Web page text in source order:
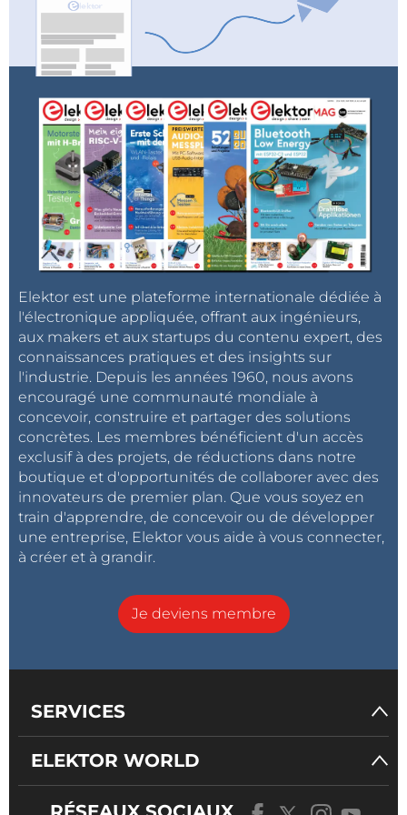
Elektor est une plateforme internationale dédiée à
l'électronique appliquée, offrant aux ingénieurs,
aux makers et aux startups du contenu expert, des
connaissances pratiques et des insights sur
l'industrie. Depuis les années 1960, nous avons
encouragé une communauté mondiale à
concevoir, construire et partager des solutions
concrètes. Les membres bénéficient d'un accès
exclusif à des projets, de réductions dans notre
boutique et d'opportunités de collaborer avec des
innovateurs de premier plan. Que vous soyez en
train d'apprendre, de concevoir ou de développer
une entreprise, Elektor vous aide à vous connecter,
à créer et à grandir.
Je deviens membre
SERVICES
ELEKTOR WORLD